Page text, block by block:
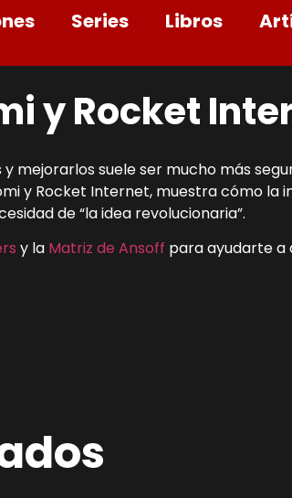
Series Libros
y Rocket
mejorarlos suele ser mucho más
y Rocket Internet, muestra cómo la
de “la idea revolucionaria”.
y la Matriz de Ansoff para ayudarte a